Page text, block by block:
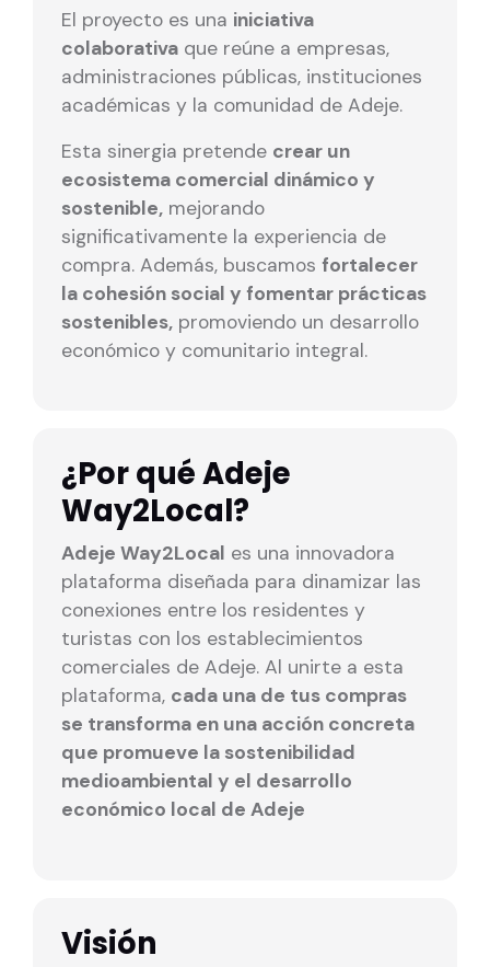
El proyecto es una iniciativa
colaborativaque reúne a empresas,
administraciones públicas, instituciones
académicas y la comunidad de Adeje.
Esta sinergia pretende crear un
ecosistema comercial dinámico y
sostenible,mejorando
significativamente la experiencia de
compra. Además, buscamos fortalecer
la cohesión social y fomentar prácticas
sostenibles,promoviendo un desarrollo
económico y comunitario integral.
¿Por qué Adeje
Way2Local?
Adeje Way2Local es una innovadora
plataforma diseñada para dinamizar las
conexiones entre los residentes y
turistas con los establecimientos
comerciales de Adeje. Al unirte a esta
plataforma, cada una de tus compras
se transforma en una acción concreta
que promueve la sostenibilidad
medioambiental y el desarrollo
económico local de Adeje
Visión